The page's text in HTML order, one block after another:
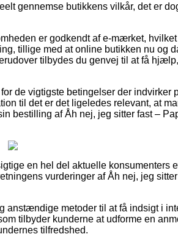
gennemse butikkens vilkår, det er
er godkendt af e-mærket,
tillige med at online butikken nu og
tilbydes du genvej til at få
de vigtigste betingelser der indvirker
til det er det ligeledes relevant, at
bestilling af Åh nej, jeg sitter fast –
en hel del aktuelle konsumenters
vurderinger af Åh nej, jeg
metoder til at få indsigt i
tilbyder kunderne at udforme en
tilfredshed.